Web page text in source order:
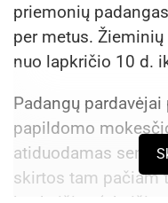
priemonių
per metus.
nuo lapkričio 10 d.
Padangų
papildomo
atiduodamas
skirtos tam pačiam